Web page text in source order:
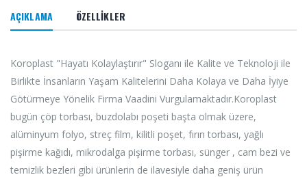
AÇIKLAMA ÖZELLİKLER
Koroplast "Hayatı Kolaylaştırır" Sloganı ile Kalite ve Teknoloji ile
Birlikte İnsanların Yaşam Kalitelerini Daha Kolaya ve Daha İyiye
Götürmeye Yönelik Firma Vaadini Vurgulamaktadır.Koroplast
bugün çöp torbası, buzdolabı poşeti başta olmak üzere,
alüminyum folyo, streç film, kilitli poşet, fırın torbası, yağlı
pişirme kağıdı, mikrodalga pişirme torbası, sünger , cam bezi ve
temizlik bezleri gibi ürünlerin de ilavesiyle daha geniş ürün